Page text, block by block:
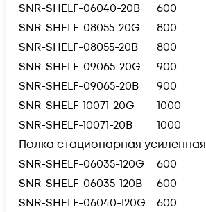
SNR-SHELF-06040-20B
600
SNR-SHELF-08055-20G
800
SNR-SHELF-08055-20B
800
SNR-SHELF-09065-20G
900
SNR-SHELF-09065-20B
900
SNR-SHELF-10071-20G
1000
SNR-SHELF-10071-20B
1000
Полка стационарная усиленная
SNR-SHELF-06035-120G
600
SNR-SHELF-06035-120B
600
SNR-SHELF-06040-120G
600